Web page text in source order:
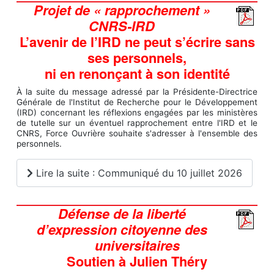
Projet de « rapprochement »
CNRS‐IRD
L’avenir de l’IRD ne peut s’écrire sans
ses personnels,
ni en renonçant à son identité
À la suite du message adressé par la Présidente-Directrice
Générale de l'Institut de Recherche pour le Développement
(IRD) concernant les réflexions engagées par les ministères
de tutelle sur un éventuel rapprochement entre l'IRD et le
CNRS, Force Ouvrière souhaite s'adresser à l'ensemble des
personnels.
Lire la suite : Communiqué du 10 juillet 2026
Défense de la liberté
d’expression citoyenne des
universitaires
Soutien à Julien Théry